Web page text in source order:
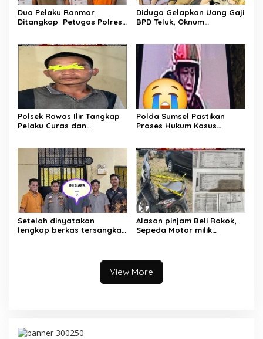
Dua Pelaku Ranmor
Ditangkap Petugas Polres
Diduga Gelapkan Uang Gaji
BPD Teluk, Oknum
Polsek Rawas Ilir Tangkap
Pelaku Curas dan
Polda Sumsel Pastikan
Proses Hukum Kasus
Persidangan
Setelah dinyatakan
lengkap berkas tersangka
Alasan pinjam Beli Rokok,
Sepeda Motor milik
View More